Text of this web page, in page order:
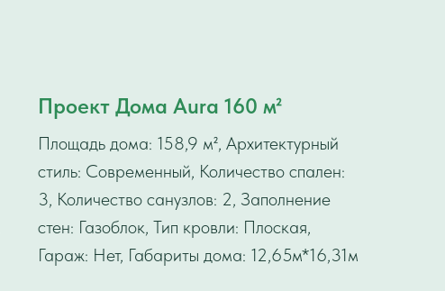
Проект Дома Aura 160 м²
Площадь дома: 158,9 м², Архитектурный
стиль: Современный, Количество спален:
3, Количество санузлов: 2, Заполнение
стен: Газоблок, Тип кровли: Плоская,
Гараж: Нет, Габариты дома: 12,65м*16,31м